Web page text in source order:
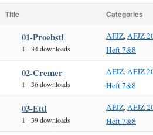
Title Categories
01-Proebstl
1 34 downloads
AFJZ,AFJZ
Heft 7&8
02-Cremer
1 36 downloads
AFJZ,AFJZ
Heft 7&8
03-Ettl
1 39 downloads
AFJZ,AFJZ
Heft 7&8